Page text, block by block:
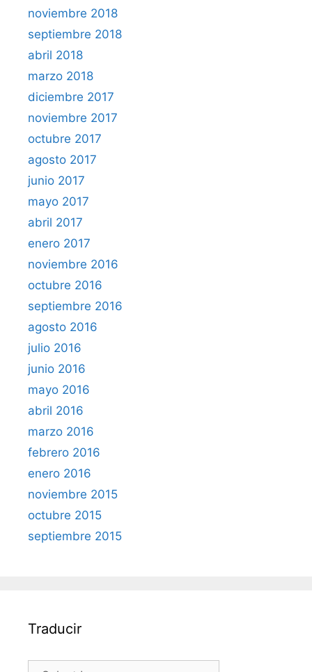
noviembre 2018
septiembre 2018
abril 2018
marzo 2018
diciembre 2017
noviembre 2017
octubre 2017
agosto 2017
junio 2017
mayo 2017
abril 2017
enero 2017
noviembre 2016
octubre 2016
septiembre 2016
agosto 2016
julio 2016
junio 2016
mayo 2016
abril 2016
marzo 2016
febrero 2016
enero 2016
noviembre 2015
octubre 2015
septiembre 2015
Traducir